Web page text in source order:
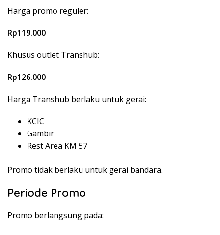
Harga promo reguler:
Rp119.000
Khusus outlet Transhub:
Rp126.000
Harga Transhub berlaku untuk gerai:
KCIC
Gambir
Rest Area KM 57
Promo tidak berlaku untuk gerai bandara.
Periode Promo
Promo berlangsung pada: